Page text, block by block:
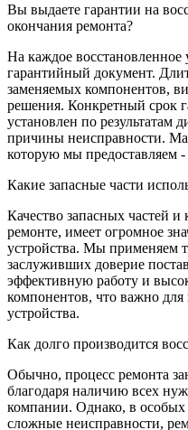
Вы выдаете гарантии на
окончания ремонта?
На каждое восстановленное
гарантийный документ.
заменяемых компонентов,
решения. Конкретный срок
установлен по результатам
причины неисправности.
которую мы предоставляем -
Какие запасные части
Качество запасных частей
ремонте, имеет огромное
устройства. Мы применяем
заслуживших доверие
эффективную работу и
компонентов, что важно
устройства.
Как долго производится
Обычно, процесс ремонта
благодаря наличию всех
компании. Однако, в особых
сложные неисправности,